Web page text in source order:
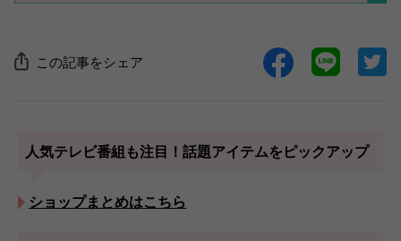
この記事をシェア
人気テレビ番組も注目！話題アイテムをピックアップ
ショップまとめはこちら